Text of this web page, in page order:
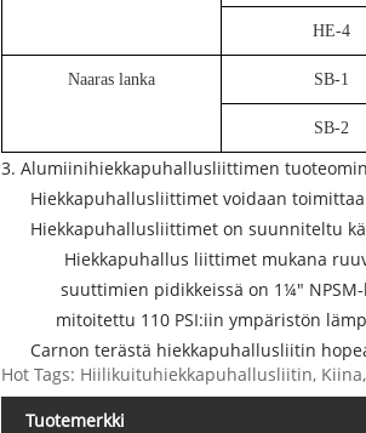
HE-4
Naaras lanka SB-1
SB-2
3. Alumiinihiekkapuhallusliittimen
Hiekkapuhallusliittimet voidaan
Hiekkapuhallusliittimet on suunniteltu
Hiekkapuhallus liittimet mukana
suuttimien pidikkeissä on 1¼"
mitoitettu 110 PSI:iin ympäristön
Carnon terästä hiekkapuhallusliitin
Hot Tags: Hiilikuituhiekkapuhallusliitin,
Tuotemerkki